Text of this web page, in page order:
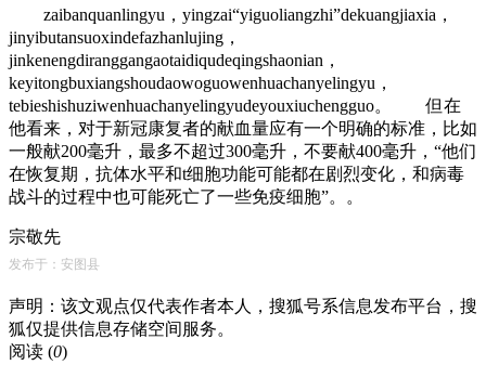
zaibanquanlingyu，yingzai“yiguoliangzhi”dekuangjiaxia，
jinyibutansuoxindefazhanlujing，
jinkenengdiranggangaotaidiqudeqingshaonian，
keyitongbuxiangshoudaowoguowenhuachanyelingyu，
tebieshishuziwenhuachanyelingyudeyouxiuchengguo。 但在
他看来，对于新冠康复者的献血量应有一个明确的标准，比如
一般献200毫升，最多不超过300毫升，不要献400毫升，“他们
在恢复期，抗体水平和t细胞功能可能都在剧烈变化，和病毒
战斗的过程中也可能死亡了一些免疫细胞”。。
宗敬先
发布于：安图县
声明：该文观点仅代表作者本人，搜狐号系信息发布平台，搜
狐仅提供信息存储空间服务。
阅读 (0)